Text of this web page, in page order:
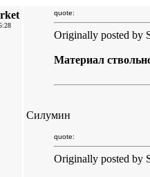
quote:
Originally posted by
Материал
Силумин
quote:
Originally posted by